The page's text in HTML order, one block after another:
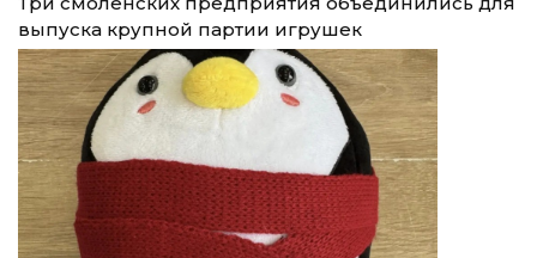
выпуска крупной партии игрушек